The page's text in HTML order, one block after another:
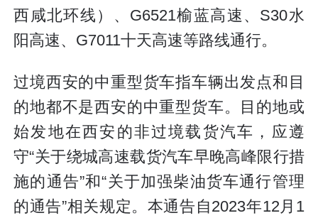
西咸北环线）、G6521榆蓝高速、S30水
阳高速、G7011十天高速等路线通行。
过境西安的中重型货车指车辆出发点和目
的地都不是西安的中重型货车。目的地或
始发地在西安的非过境载货汽车，应遵
守“关于绕城高速载货汽车早晚高峰限行措
施的通告”和“关于加强柴油货车通行管理
的通告”相关规定。本通告自2023年12月1